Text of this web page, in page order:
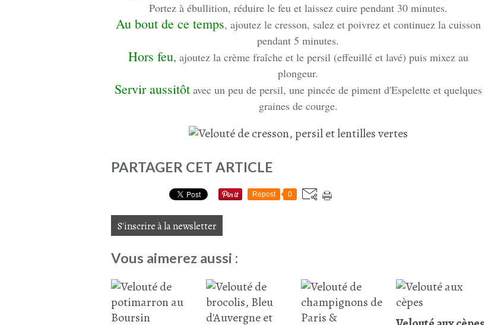
Portez à ébullition, réduire le feu et laissez cuire pendant 30 minutes.
Au bout de ce temps, ajoutez le cresson, salez et poivrez et continuez la cuisson
pendant 5 minutes.
Hors feu, ajoutez la crème fraîche et le persil (effeuillé et lavé) puis mixez au
plongeur.
Servir aussitôtavec un peu de persil, une pincée de piment d'Espelette et quelques
graines de courge.
PARTAGER CET ARTICLE
Repost 0
S'inscrire à la newsletter
Vous aimerez aussi :